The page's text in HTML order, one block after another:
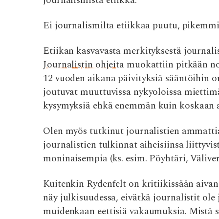
k p
Ei journalismilta etiikkaa puutu,
Etiikan kasvavasta merkityksestä
Journalistin ohjeita muokattiin pitkään
12 vuoden aikana päivityksiä sääntöihin
joutuvat muuttuvissa nykyoloissa
kysymyksiä ehkä enemmän kuin koskaan
Olen myös tutkinut journalistien
journalistien tulkinnat aiheisiinsa
moninaisempia (ks. esim. Pöyhtäri,
Kuitenkin Rydenfelt on kritiikissään
näy julkisuudessa, eivätkä journalistit
muidenkaan eettisiä vakaumuksia. Mistä